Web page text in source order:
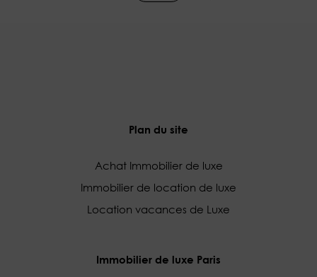
Plan du site
Achat Immobilier de luxe
Immobilier de location de luxe
Location vacances de Luxe
Immobilier de luxe Paris